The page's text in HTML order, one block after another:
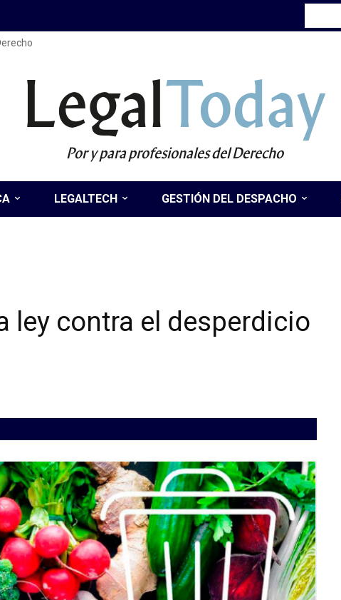
LegalToday
Por y para profesionales del Derecho
LEGALTECH GESTIÓN DEL DESPACHO
ley contra el desperdicio